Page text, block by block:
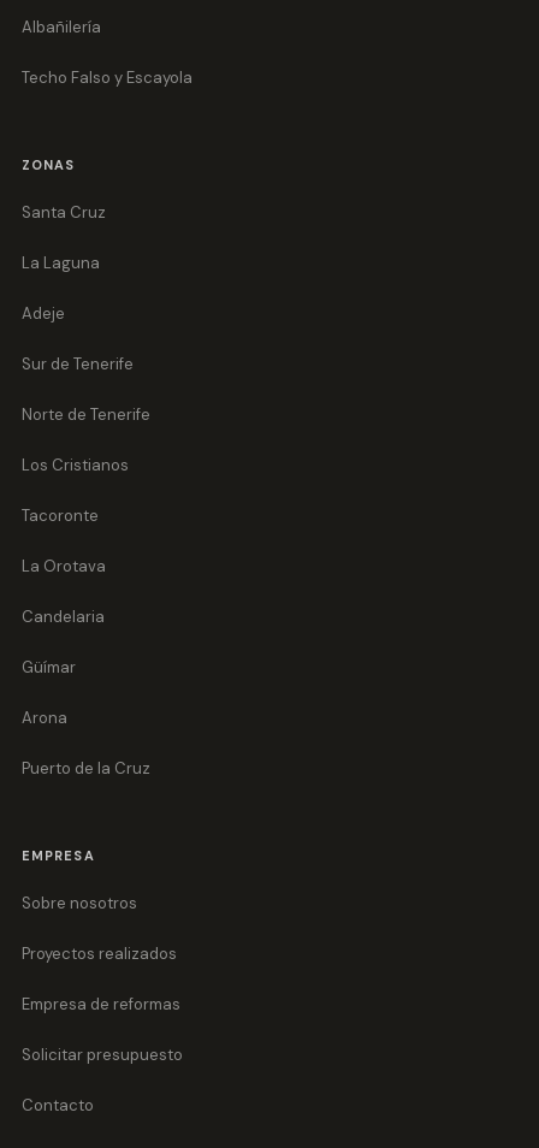
Albañilería
Techo Falso y Escayola
ZONAS
Santa Cruz
La Laguna
Adeje
Sur de Tenerife
Norte de Tenerife
Los Cristianos
Tacoronte
La Orotava
Candelaria
Güímar
Arona
Puerto de la Cruz
EMPRESA
Sobre nosotros
Proyectos realizados
Empresa de reformas
Solicitar presupuesto
Contacto